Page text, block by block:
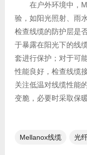
在户外环境中，
验，如阳光照射、雨
检查线缆的防护层是
于暴露在阳光下的线
套进行保护；对于可
性能良好，检查线缆
关注低温对线缆性能
变脆，必要时采取保
Mellanox线缆 光